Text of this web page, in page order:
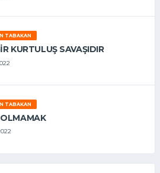
TABAKAN
KURTULUŞ SAVAŞIDIR
TABAKAN